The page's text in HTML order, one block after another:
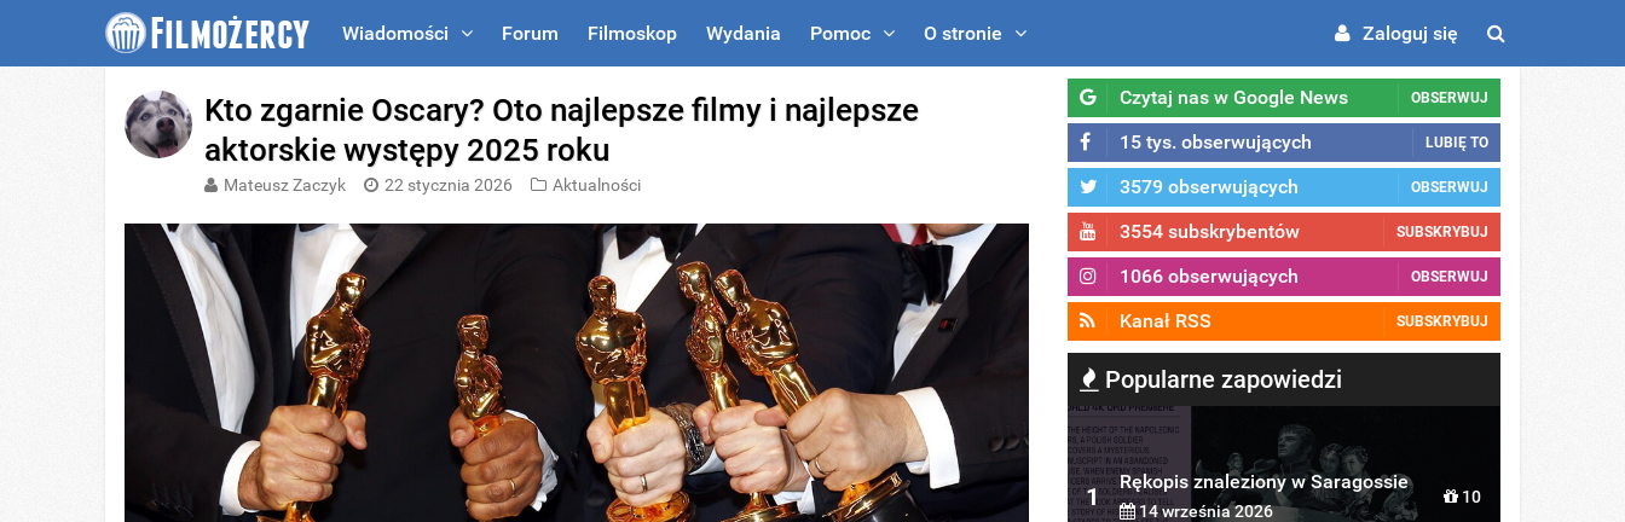
Wiadomości Forum Filmoskop Wydania Pomoc O stronie Zaloguj się
Kto zgarnie Oscary? Oto najlepsze filmy i najlepsze
aktorskie występy 2025 roku
Mateusz Zaczyk 22 stycznia 2026 Aktualności
Czytaj nas w Google News OBSERWUJ
15 tys. obserwujących LUBIĘ TO
3579 obserwujących OBSERWUJ
3554 subskrybentów SUBSKRYBUJ
1066 obserwujących OBSERWUJ
Kanał RSS SUBSKRYBUJ
Popularne zapowiedzi
1
Rękopis znaleziony w Saragossie
14 września 2026
10